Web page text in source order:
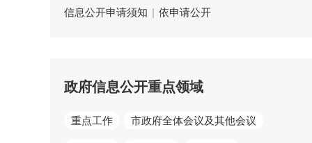
信息公开申请须知 | 依申请公开
政府信息公开重点领域
重点工作 市政府全体会议及其他会议